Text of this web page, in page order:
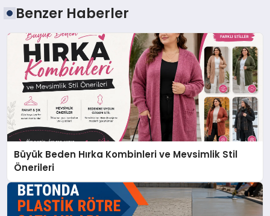
Benzer Haberler
Büyük Beden Hırka Kombinleri ve Mevsimlik Stil
Önerileri